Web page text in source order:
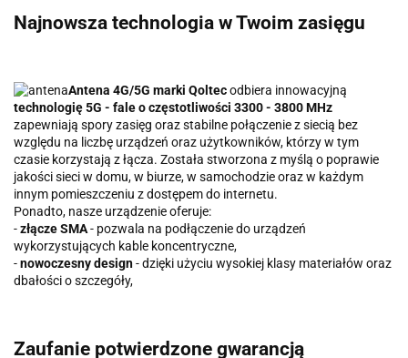
Najnowsza technologia w Twoim zasięgu
Antena 4G/5G marki Qoltecodbiera innowacyjną
technologię 5G - fale o częstotliwości 3300 - 3800 MHz
zapewniają spory zasięg oraz stabilne połączenie z siecią bez
względu na liczbę urządzeń oraz użytkowników, którzy w tym
czasie korzystają z łącza. Została stworzona z myślą o poprawie
jakości sieci w domu, w biurze, w samochodzie oraz w każdym
innym pomieszczeniu z dostępem do internetu.
Ponadto, nasze urządzenie oferuje:
-złącze SMA- pozwala na podłączenie do urządzeń
wykorzystujących kable koncentryczne,
-nowoczesny design- dzięki użyciu wysokiej klasy materiałów oraz
dbałości o szczegóły,
Zaufanie potwierdzone gwarancją